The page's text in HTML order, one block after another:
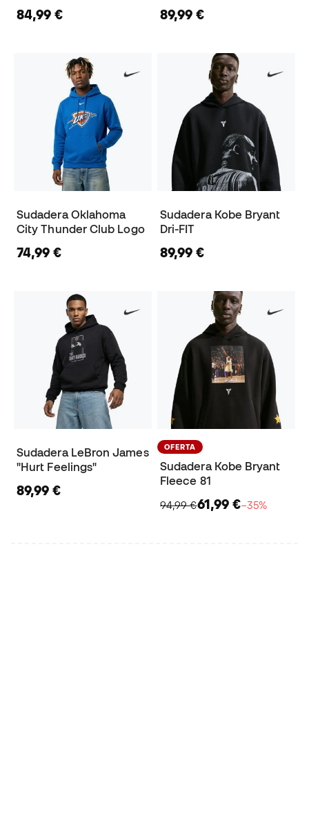
84,99 € 89,99 €
Sudadera Oklahoma
City Thunder Club Logo
74,99 €
Sudadera Kobe Bryant
Dri-FIT
89,99 €
Sudadera LeBron James
"Hurt Feelings"
89,99 €
OFERTA
Sudadera Kobe Bryant
Fleece 81
94,99 €61,99 €−35%